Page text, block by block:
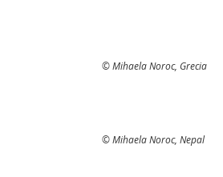
©️ Mihaela Noroc, Grecia
©️ Mihaela Noroc, Nepal